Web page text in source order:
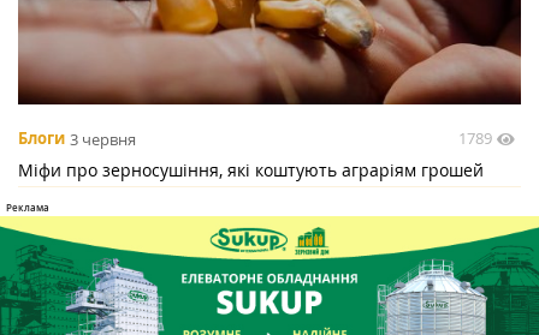
Блоги 3 червня 1789
Міфи про зерносушіння, які коштують аграріям грошей